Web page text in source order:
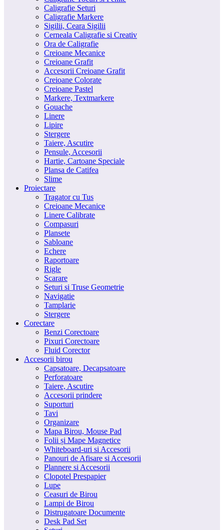
Caligrafie Seturi
Caligrafie Markere
Sigilii, Ceara Sigilii
Cerneala Caligrafie si Creativ
Ora de Caligrafie
Creioane Mecanice
Creioane Grafit
Accesorii Creioane Grafit
Creioane Colorate
Creioane Pastel
Markere, Textmarkere
Gouache
Linere
Lipire
Stergere
Taiere, Ascutire
Pensule, Accesorii
Hartie, Cartoane Speciale
Plansa de Catifea
Slime
Proiectare
Tragator cu Tus
Creioane Mecanice
Linere Calibrate
Compasuri
Plansete
Sabloane
Echere
Raportoare
Rigle
Scarare
Seturi si Truse Geometrie
Navigatie
Tamplarie
Stergere
Corectare
Benzi Corectoare
Pixuri Corectoare
Fluid Corector
Accesorii birou
Capsatoare, Decapsatoare
Perforatoare
Taiere, Ascutire
Accesorii prindere
Suporturi
Tavi
Organizare
Mapa Birou, Mouse Pad
Folii și Mape Magnetice
Whiteboard-uri si Accesorii
Panouri de Afisare si Accesorii
Plannere si Accesorii
Clopotel Prespapier
Lupe
Ceasuri de Birou
Lampi de Birou
Distrugatoare Documente
Desk Pad Set